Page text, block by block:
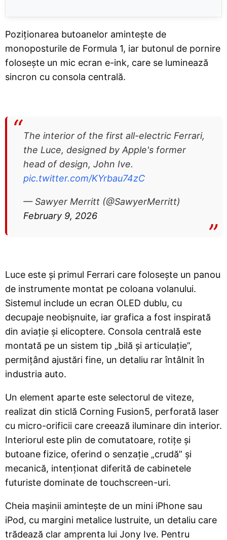
Poziționarea butoanelor amintește de
monoposturile de Formula 1, iar butonul de pornire
folosește un mic ecran e-ink, care se luminează
sincron cu consola centrală.
The interior of the first all-electric Ferrari,
the Luce, designed by Apple's former
head of design, John Ive.
pic.twitter.com/KYrbau74zC
— Sawyer Merritt (@SawyerMerritt)
February 9, 2026
Luce este și primul Ferrari care folosește un panou
de instrumente montat pe coloana volanului.
Sistemul include un ecran OLED dublu, cu
decupaje neobișnuite, iar grafica a fost inspirată
din aviație și elicoptere. Consola centrală este
montată pe un sistem tip „bilă și articulație”,
permițând ajustări fine, un detaliu rar întâlnit în
industria auto.
Un element aparte este selectorul de viteze,
realizat din sticlă Corning Fusion5, perforată laser
cu micro-orificii care creează iluminare din interior.
Interiorul este plin de comutatoare, rotițe și
butoane fizice, oferind o senzație „crudă” și
mecanică, intenționat diferită de cabinetele
futuriste dominate de touchscreen-uri.
Cheia mașinii amintește de un mini iPhone sau
iPod, cu margini metalice lustruite, un detaliu care
trădează clar amprenta lui Jony Ive. Pentru